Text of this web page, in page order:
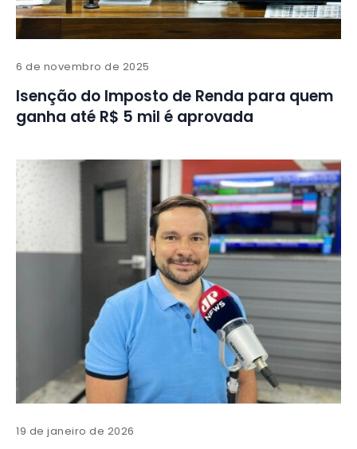
6 de novembro de 2025
Isenção do Imposto de Renda para quem
ganha até R$ 5 mil é aprovada
19 de janeiro de 2026